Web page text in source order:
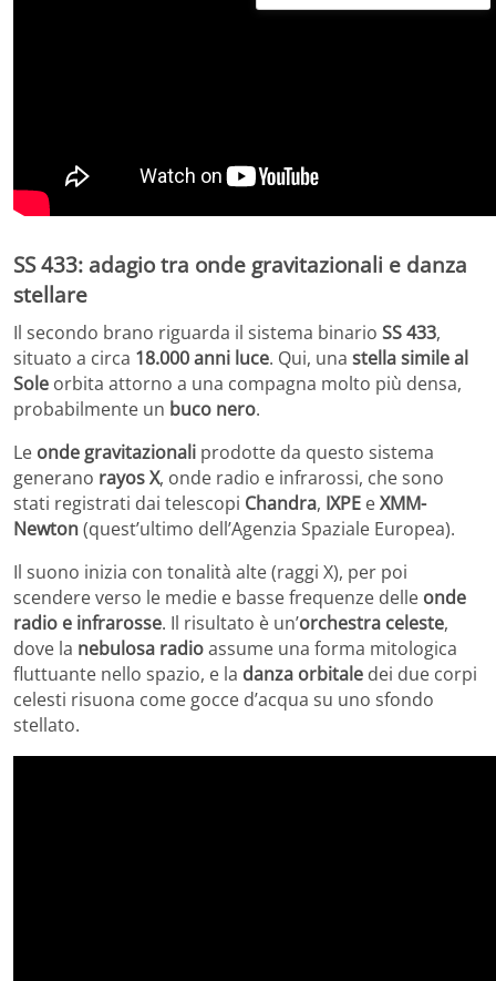
SS 433: adagio tra onde gravitazionali e danza
stellare
Il secondo brano riguarda il sistema binario SS 433,
situato a circa 18.000 anni luce. Qui, una stella simile al
Sole orbita attorno a una compagna molto più densa,
probabilmente un buco nero.
Le onde gravitazionali prodotte da questo sistema
generano rayos X, onde radio e infrarossi, che sono
stati registrati dai telescopi Chandra, IXPE eXMM-
Newton(quest’ultimo dell’Agenzia Spaziale Europea).
Il suono inizia con tonalità alte (raggi X), per poi
scendere verso le medie e basse frequenze delle onde
radio e infrarosse. Il risultato è un’orchestra celeste,
dove la nebulosa radioassume una forma mitologica
fluttuante nello spazio, e la danza orbitale dei due corpi
celesti risuona come gocce d’acqua su uno sfondo
stellato.